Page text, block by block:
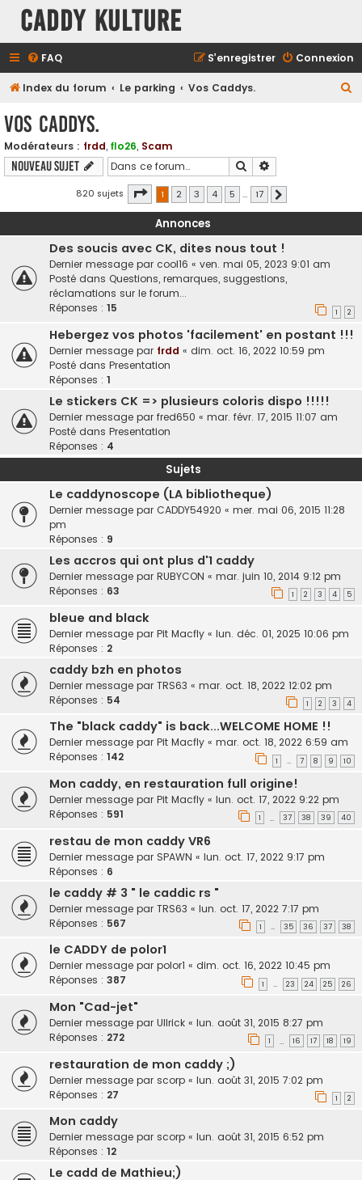
Caddy Kulture
FAQ Connexion
S’enregistrer
Index du forum Le parking Vos Caddys.
c
h
Vos Caddys.
Modérateurs : frdd, flo26, Scam
Nouveau sujet Rechercher
820 sujets Page 1sur17
1 2 3 4 5 … 17
Annonces
Des soucis avec CK, dites nous tout !
Dernier message par cool16 « ven. mai 05, 2023 9:01 am
Posté dans Questions, remarques, suggestions,
réclamations sur le forum...
Réponses : 15 1 2
Hebergez vos photos 'facilement' en postant !!!
Dernier message par frdd « dim. oct. 16, 2022 10:59 pm
Posté dans Presentation
Réponses : 1
Le stickers CK => plusieurs coloris dispo !!!!!
Dernier message par fred650 « mar. févr. 17, 2015 11:07 am
Posté dans Presentation
Réponses : 4
Sujets
Le caddynoscope (LA bibliotheque)
Dernier message par CADDY54920 « mer. mai 06, 2015 11:28
pm
Réponses : 9
Les accros qui ont plus d'1 caddy
Dernier message par RUBYCON « mar. juin 10, 2014 9:12 pm
Réponses : 63 1 2 3 4 5
bleue and black
Dernier message par Pit Macfly « lun. déc. 01, 2025 10:06 pm
Réponses : 2
caddy bzh en photos
Dernier message par TRS63 « mar. oct. 18, 2022 12:02 pm
Réponses : 54 1 2 3 4
The "black caddy" is back...WELCOME HOME !!
Dernier message par Pit Macfly « mar. oct. 18, 2022 6:59 am
Réponses : 142 1 … 7 8 9 10
Mon caddy, en restauration full origine!
Dernier message par Pit Macfly « lun. oct. 17, 2022 9:22 pm
Réponses : 591 1 … 37 38 39 40
restau de mon caddy VR6
Dernier message par SPAWN « lun. oct. 17, 2022 9:17 pm
Réponses : 6
le caddy # 3 " le caddic rs "
Dernier message par TRS63 « lun. oct. 17, 2022 7:17 pm
Réponses : 567 1 … 35 36 37 38
le CADDY de polor1
Dernier message par polor1 « dim. oct. 16, 2022 10:45 pm
Réponses : 387 1 … 23 24 25 26
Mon "Cad-jet"
Dernier message par Ullrick « lun. août 31, 2015 8:27 pm
Réponses : 272 1 … 16 17 18 19
restauration de mon caddy ;)
Dernier message par scorp « lun. août 31, 2015 7:02 pm
Réponses : 27 1 2
Mon caddy
Dernier message par scorp « lun. août 31, 2015 6:52 pm
Réponses : 12
Le cadd de Mathieu;)